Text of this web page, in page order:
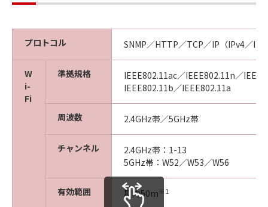
プロトコル SNMP／HTTP／TCP／IP（IPv4／
W
i-
Fi
準拠規格
IEEE802.11ac／IEEE802.11n／
IEEE802.11b／IEEE802.11a
周波数 2.4GHz帯／5GHz帯
チャンネル
2.4GHz帯：1-13
5GHz帯：W52／W53／W56
有効範囲 屋内50m ※1